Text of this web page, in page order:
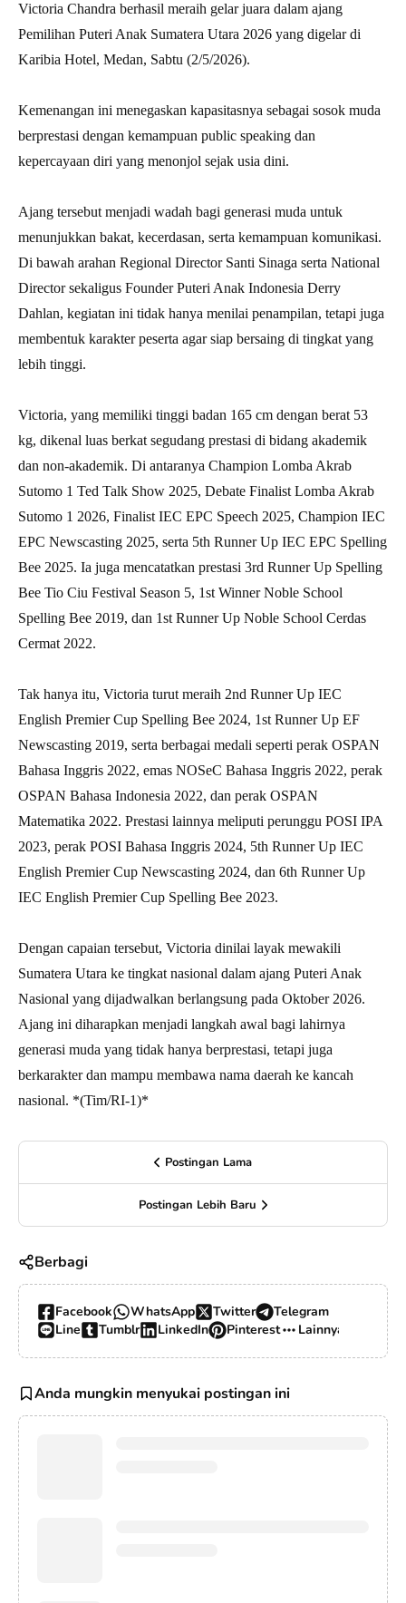
Victoria Chandra berhasil meraih gelar juara dalam ajang
Pemilihan Puteri Anak Sumatera Utara 2026 yang digelar di
Karibia Hotel, Medan, Sabtu (2/5/2026).
Kemenangan ini menegaskan kapasitasnya sebagai sosok muda
berprestasi dengan kemampuan public speaking dan
kepercayaan diri yang menonjol sejak usia dini.
Ajang tersebut menjadi wadah bagi generasi muda untuk
menunjukkan bakat, kecerdasan, serta kemampuan komunikasi.
Di bawah arahan Regional Director Santi Sinaga serta National
Director sekaligus Founder Puteri Anak Indonesia Derry
Dahlan, kegiatan ini tidak hanya menilai penampilan, tetapi juga
membentuk karakter peserta agar siap bersaing di tingkat yang
lebih tinggi.
Victoria, yang memiliki tinggi badan 165 cm dengan berat 53
kg, dikenal luas berkat segudang prestasi di bidang akademik
dan non-akademik. Di antaranya Champion Lomba Akrab
Sutomo 1 Ted Talk Show 2025, Debate Finalist Lomba Akrab
Sutomo 1 2026, Finalist IEC EPC Speech 2025, Champion IEC
EPC Newscasting 2025, serta 5th Runner Up IEC EPC Spelling
Bee 2025. Ia juga mencatatkan prestasi 3rd Runner Up Spelling
Bee Tio Ciu Festival Season 5, 1st Winner Noble School
Spelling Bee 2019, dan 1st Runner Up Noble School Cerdas
Cermat 2022.
Tak hanya itu, Victoria turut meraih 2nd Runner Up IEC
English Premier Cup Spelling Bee 2024, 1st Runner Up EF
Newscasting 2019, serta berbagai medali seperti perak OSPAN
Bahasa Inggris 2022, emas NOSeC Bahasa Inggris 2022, perak
OSPAN Bahasa Indonesia 2022, dan perak OSPAN
Matematika 2022. Prestasi lainnya meliputi perunggu POSI IPA
2023, perak POSI Bahasa Inggris 2024, 5th Runner Up IEC
English Premier Cup Newscasting 2024, dan 6th Runner Up
IEC English Premier Cup Spelling Bee 2023.
Dengan capaian tersebut, Victoria dinilai layak mewakili
Sumatera Utara ke tingkat nasional dalam ajang Puteri Anak
Nasional yang dijadwalkan berlangsung pada Oktober 2026.
Ajang ini diharapkan menjadi langkah awal bagi lahirnya
generasi muda yang tidak hanya berprestasi, tetapi juga
berkarakter dan mampu membawa nama daerah ke kancah
nasional. *(Tim/RI-1)*
Postingan Lama
Postingan Lebih Baru
Berbagi
Facebook WhatsApp Twitter
Telegram
Line
Tumblr LinkedIn Pinterest Lainnya…
Anda mungkin menyukai postingan ini